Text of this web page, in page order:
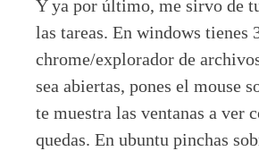
Y ya por último, me sirvo de
las tareas. En windows tienes
chrome/explorador de
sea abiertas, pones el mouse
te muestra las ventanas a ver
quedas. En ubuntu pinchas